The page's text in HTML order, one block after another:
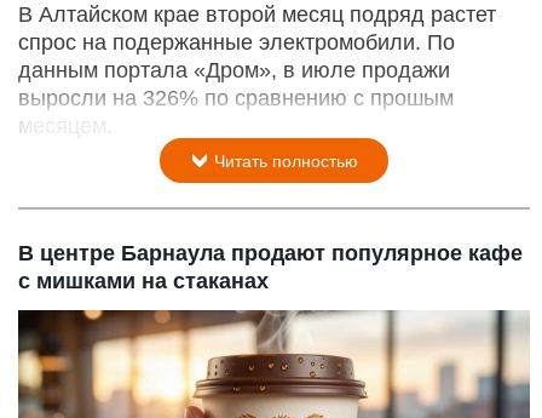
В Алтайском крае второй месяц подряд растет
спрос на подержанные электромобили. По
данным портала «Дром», в июле продажи
выросли на 326% по сравнению с прошым
месяцем.
Читать полностью
В центре Барнаула продают популярное кафе
с мишками на стаканах